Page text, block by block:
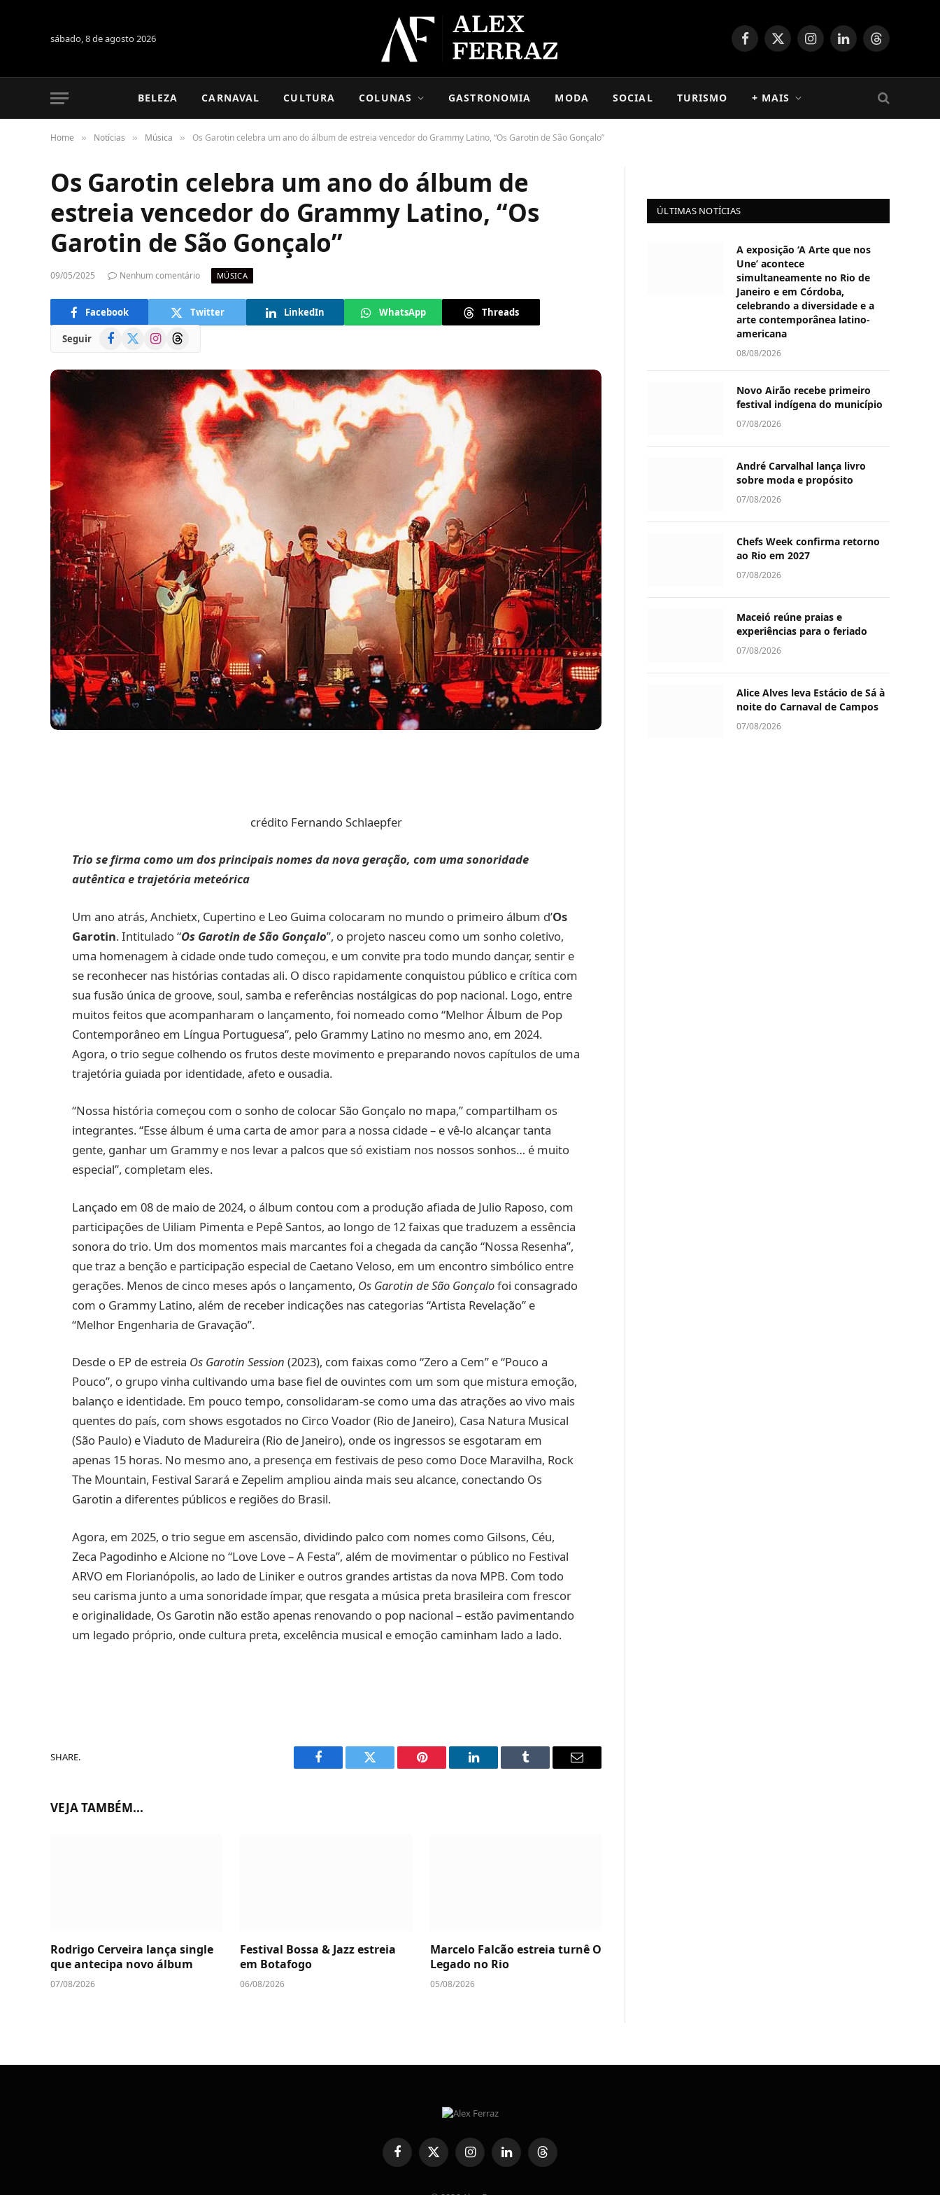
sábado, 8 de agosto 2026 Facebook
X
InstagramLinkedInThreads
BELEZA CARNAVAL CULTURA COLUNAS GASTRONOMIA MODA SOCIAL TURISMO + MAIS
Home » Notícias » Música » Os Garotin celebra um ano do álbum de estreia vencedor do Grammy Latino, “Os Garotin de São Gonçalo”
Os Garotin celebra um ano do álbum de
estreia vencedor do Grammy Latino, “Os
Garotin de São Gonçalo”
09/05/2025 Nenhum comentário MÚSICA
Facebook Twitter LinkedIn WhatsApp Threads
Seguir Facebook
(Twitter)
InstagramThreads
crédito Fernando Schlaepfer
Trio se firma como um dos principais nomes da nova geração, com uma sonoridade
autêntica e trajetória meteórica
Um ano atrás, Anchietx, Cupertino e Leo Guima colocaram no mundo o primeiro álbum d’Os
Garotin. Intitulado “Os Garotin de São Gonçalo”, o projeto nasceu como um sonho coletivo,
uma homenagem à cidade onde tudo começou, e um convite pra todo mundo dançar, sentir e
se reconhecer nas histórias contadas ali. O disco rapidamente conquistou público e crítica com
sua fusão única de groove, soul, samba e referências nostálgicas do pop nacional. Logo, entre
muitos feitos que acompanharam o lançamento, foi nomeado como “Melhor Álbum de Pop
Contemporâneo em Língua Portuguesa”, pelo Grammy Latino no mesmo ano, em 2024.
Agora, o trio segue colhendo os frutos deste movimento e preparando novos capítulos de uma
trajetória guiada por identidade, afeto e ousadia.
“Nossa história começou com o sonho de colocar São Gonçalo no mapa,” compartilham os
integrantes. “Esse álbum é uma carta de amor para a nossa cidade – e vê-lo alcançar tanta
gente, ganhar um Grammy e nos levar a palcos que só existiam nos nossos sonhos… é muito
especial”, completam eles.
Lançado em 08 de maio de 2024, o álbum contou com a produção afiada de Julio Raposo, com
participações de Uiliam Pimenta e Pepê Santos, ao longo de 12 faixas que traduzem a essência
sonora do trio. Um dos momentos mais marcantes foi a chegada da canção “Nossa Resenha”,
que traz a benção e participação especial de Caetano Veloso, em um encontro simbólico entre
gerações. Menos de cinco meses após o lançamento, Os Garotin de São Gonçalofoi consagrado
com o Grammy Latino, além de receber indicações nas categorias “Artista Revelação” e
“Melhor Engenharia de Gravação”.
Desde o EP de estreia Os Garotin Session (2023), com faixas como “Zero a Cem” e “Pouco a
Pouco”, o grupo vinha cultivando uma base fiel de ouvintes com um som que mistura emoção,
balanço e identidade. Em pouco tempo, consolidaram-se como uma das atrações ao vivo mais
quentes do país, com shows esgotados no Circo Voador (Rio de Janeiro), Casa Natura Musical
(São Paulo) e Viaduto de Madureira (Rio de Janeiro), onde os ingressos se esgotaram em
apenas 15 horas. No mesmo ano, a presença em festivais de peso como Doce Maravilha, Rock
The Mountain, Festival Sarará e Zepelim ampliou ainda mais seu alcance, conectando Os
Garotin a diferentes públicos e regiões do Brasil.
Agora, em 2025, o trio segue em ascensão, dividindo palco com nomes como Gilsons, Céu,
Zeca Pagodinho e Alcione no “Love Love – A Festa”, além de movimentar o público no Festival
ARVO em Florianópolis, ao lado de Liniker e outros grandes artistas da nova MPB. Com todo
seu carisma junto a uma sonoridade ímpar, que resgata a música preta brasileira com frescor
e originalidade, Os Garotin não estão apenas renovando o pop nacional – estão pavimentando
um legado próprio, onde cultura preta, excelência musical e emoção caminham lado a lado.
SHARE.
Facebook Twitter Pinterest LinkedIn Tumblr Email
VEJA TAMBÉM...
Rodrigo Cerveira lança single
que antecipa novo álbum
07/08/2026
Festival Bossa & Jazz estreia
em Botafogo
06/08/2026
Marcelo Falcão estreia turnê O
Legado no Rio
05/08/2026
ÚLTIMAS NOTÍCIAS
A exposição ‘A Arte que nos
Une’ acontece
simultaneamente no Rio de
Janeiro e em Córdoba,
celebrando a diversidade e a
arte contemporânea latino-
americana
08/08/2026
Novo Airão recebe primeiro
festival indígena do município
07/08/2026
André Carvalhal lança livro
sobre moda e propósito
07/08/2026
Chefs Week confirma retorno
ao Rio em 2027
07/08/2026
Maceió reúne praias e
experiências para o feriado
07/08/2026
Alice Alves leva Estácio de Sá à
noite do Carnaval de Campos
07/08/2026
FacebookX
(Twitter)
InstagramLinkedInThreads